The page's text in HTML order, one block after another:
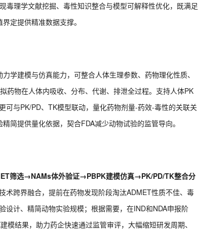
毒理学文献挖掘、毒性知识整合与模型可解释性优化，既满足
定提供精准数据支撑。
学建模与仿真能力，可整合人体生理参数、药物理化性质、
药物在人体内吸收、分布、代谢、排泄全过程。支持人体PK
与PK/PD、TK模型联动，量化药物剂量-药效-毒性的关联关
简提供量化依据，契合FDA减少动物试验的监管导向。
筛选→NAMs体外验证→PBPK建模仿真→PK/PD/TK整合分
术跨界融合，提前在药物发现阶段淘汰ADMET性质不佳、毒
计、精简动物实验规模；根据需要，在IND和NDA申报阶
结果，助力药企快速通过监管审评，大幅缩短研发周期、